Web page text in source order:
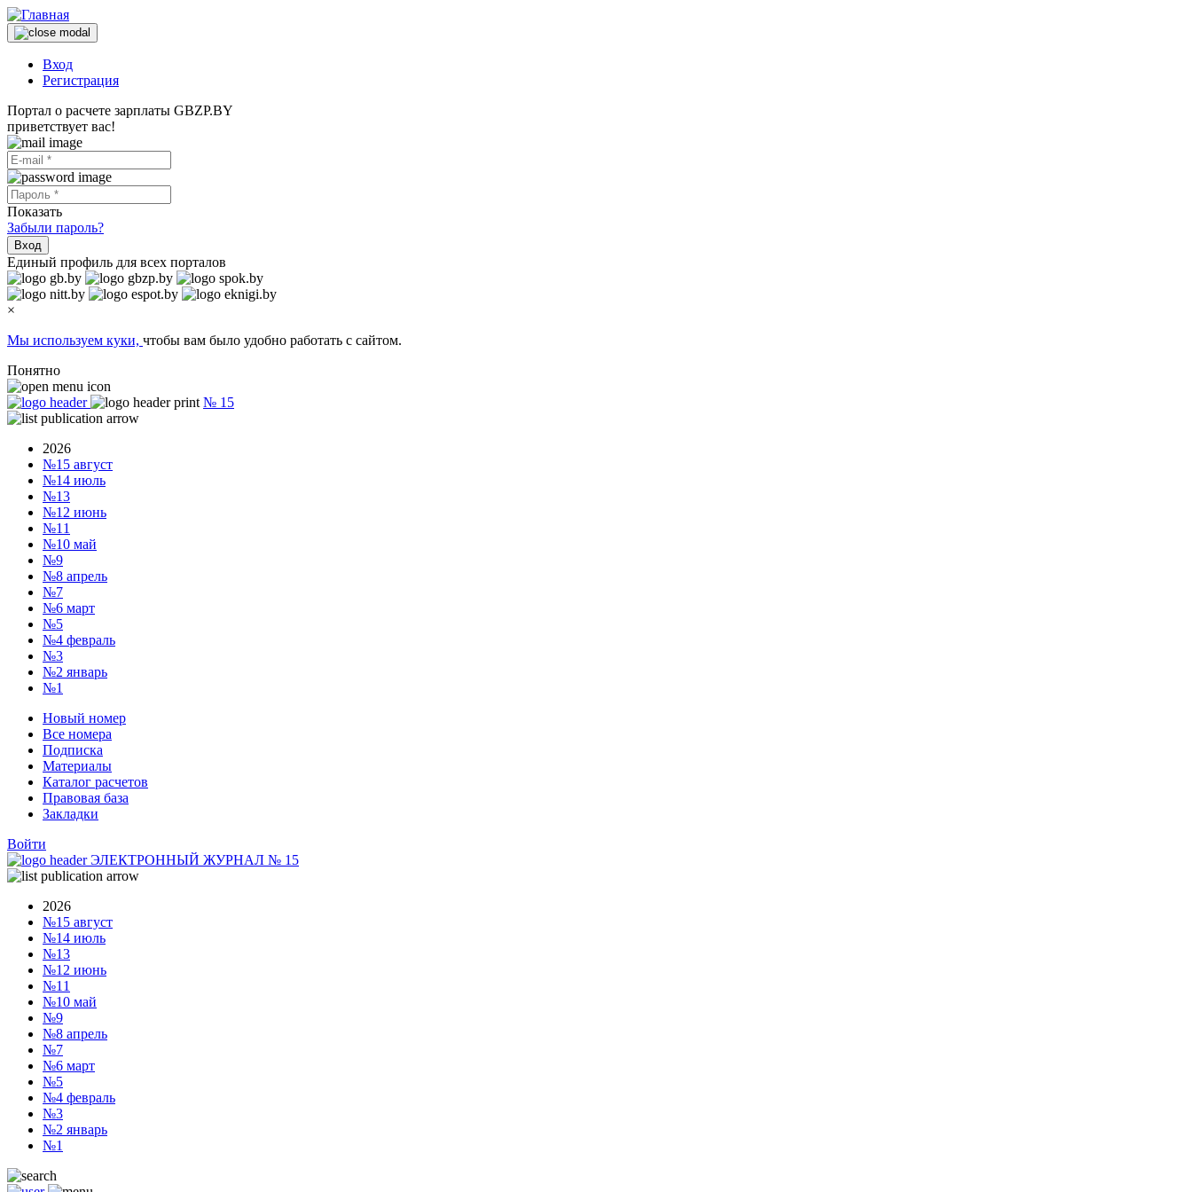
Вход
Регистрация
Портал о расчете зарплаты GBZP.BY
приветствует вас!
Показать
Забыли пароль?
Вход
Единый профиль для всех порталов
×
Мы используем куки, чтобы вам было удобно работать с сайтом.
Понятно
№ 15
2026
№15 август
№14 июль
№13
№12 июнь
№11
№10 май
№9
№8 апрель
№7
№6 март
№5
№4 февраль
№3
№2 январь
№1
Новый номер
Все номера
Подписка
Материалы
Каталог расчетов
Правовая база
Закладки
Войти
ЭЛЕКТРОННЫЙ ЖУРНАЛ № 15
2026
№15 август
№14 июль
№13
№12 июнь
№11
№10 май
№9
№8 апрель
№7
№6 март
№5
№4 февраль
№3
№2 январь
№1